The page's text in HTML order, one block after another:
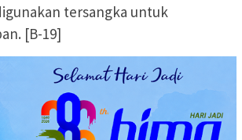
tersangka untuk
[B-19]